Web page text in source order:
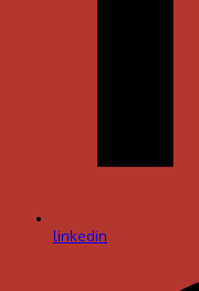
linkedin